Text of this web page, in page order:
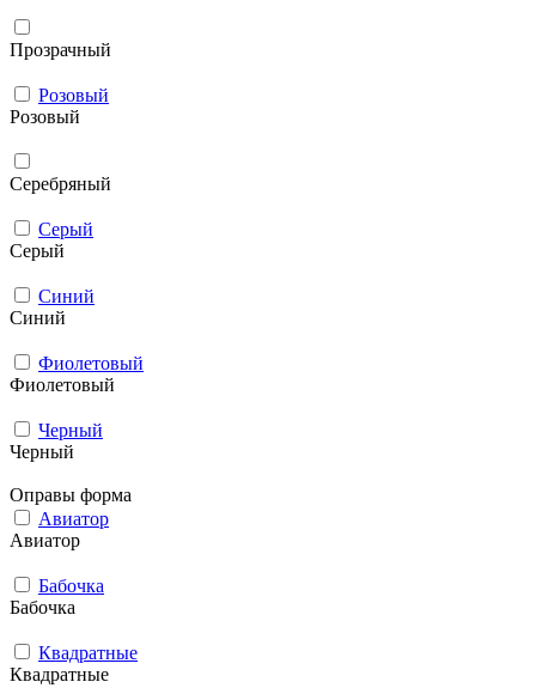
Прозрачный
Розовый
Розовый
Серебряный
Серый
Серый
Синий
Синий
Фиолетовый
Фиолетовый
Черный
Черный
Оправы форма
Авиатор
Авиатор
Бабочка
Бабочка
Квадратные
Квадратные